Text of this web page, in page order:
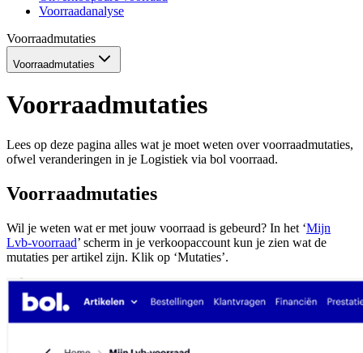
Voorraadanalyse
Voorraadmutaties
Voorraadmutaties
Voorraadmutaties
Lees op deze pagina alles wat je moet weten over voorraadmutaties,
ofwel veranderingen in je Logistiek via bol voorraad.
Voorraadmutaties
Wil je weten wat er met jouw voorraad is gebeurd? In het ‘Mijn
Lvb-voorraad’ scherm in je verkoopaccount kun je zien wat de
mutaties per artikel zijn. Klik op ‘Mutaties’.